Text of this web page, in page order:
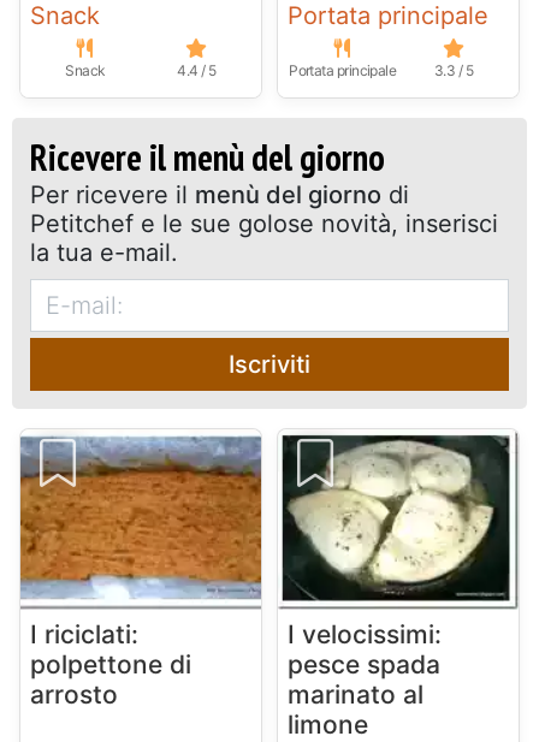
Snack
Snack 4.4 / 5
Portata principale
Portata principale 3.3 / 5
Ricevere il menù del giorno
Per ricevere il menù del giorno di
Petitchef e le sue golose novità, inserisci
la tua e-mail.
Iscriviti
I riciclati:
polpettone di
arrosto
I velocissimi:
pesce spada
marinato al
limone